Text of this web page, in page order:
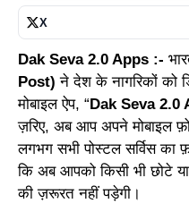
X
Dak Seva 2.0 Apps :-
Post) ने देश के नागरिकों को
मोबाइल ऐप, “ Dak Seva 2.0
ज़रिए, अब आप अपने मोबाइल
लगभग सभी पोस्टल सर्विस
कि अब आपको किसी भी छोटे
की ज़रूरत नहीं पड़ेगी।